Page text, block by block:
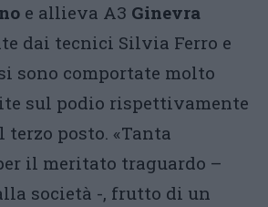
e allieva A3 Ginevra
dai tecnici Silvia Ferro e
sono comportate molto
sul podio rispettivamente
terzo posto. «Tanta
il meritato traguardo –
società -, frutto di un